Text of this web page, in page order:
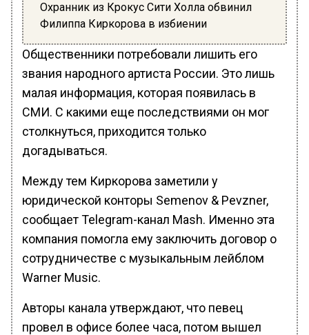
Охранник из Крокус Сити Холла обвинил
Филиппа Киркорова в избиении
Общественники потребовали лишить его
звания народного артиста России. Это лишь
малая информация, которая появилась в
СМИ. С какими еще последствиями он мог
столкнуться, приходится только
догадываться.
Между тем Киркорова заметили у
юридической конторы Semenov & Pevzner,
сообщает Telegram-канал Mash. Именно эта
компания помогла ему заключить договор о
сотрудничестве с музыкальным лейблом
Warner Music.
Авторы канала утверждают, что певец
провел в офисе более часа, потом вышел